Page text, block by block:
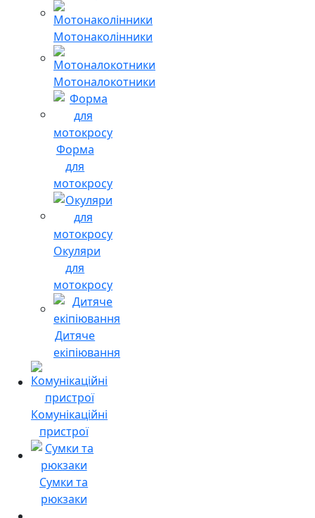
Мотонаколінники
Мотоналокотники
Форма
для
мотокросу
Окуляри
для
мотокросу
Дитяче
екіпіювання
Комунікаційні
пристрої
Сумки та
рюкзаки